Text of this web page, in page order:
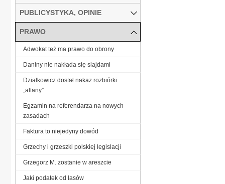
PUBLICYSTYKA, OPINIE
PRAWO
Adwokat też ma prawo do obrony
Daniny nie nakłada się slajdami
Działkowicz dostał nakaz rozbiórki
„altany”
Egzamin na referendarza na nowych
zasadach
Faktura to niejedyny dowód
Grzechy i grzeszki polskiej legislacji
Grzegorz M. zostanie w areszcie
Jaki podatek od lasów